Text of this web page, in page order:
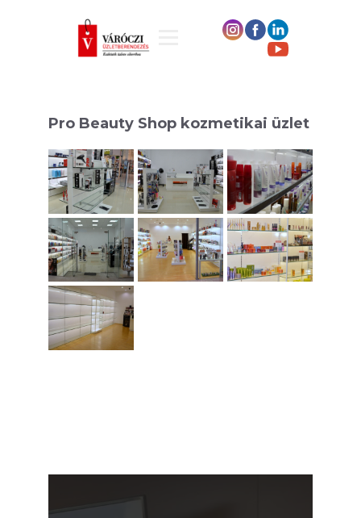
Pro Beauty Shop kozmetikai üzlet